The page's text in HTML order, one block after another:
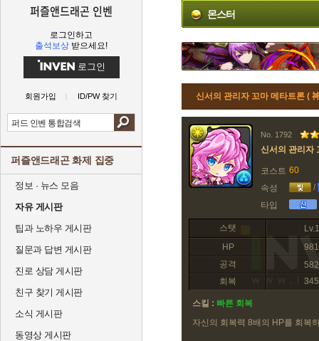
퍼즐앤드래곤 인벤
로그인하고
출석보상 받으세요!
로그인
회원가입 ID/PW 찾기
퍼즐앤드래곤 화제 집중
정보 · 뉴스 모음
자유 게시판
팁과 노하우 게시판
질문과 답변 게시판
진로 상담 게시판
친구 찾기 게시판
소식 게시판
동영상 게시판
몬스터
신서의 관리자 꼬마 메타트론 (
No. 1792
신서의 관리자
코스트 60
속성
/
타입
스탯
Lv.1
HP
981
공격
582
회복
345
스킬 : 빠른 회복
자신의 회복력 8배의 HP를 회복